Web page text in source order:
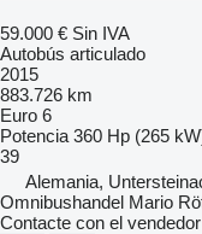
59.000 € Sin IVA
Autobús articulado
2015
883.726 km
Euro 6
Potencia 360 Hp (265
39
Alemania,
Omnibushandel Mario
Contacte con el vendedor